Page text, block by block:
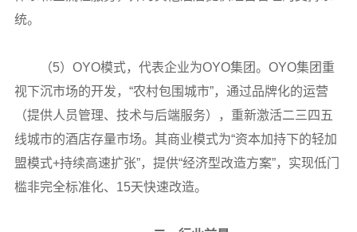
统。
（5）OYO模式，代表企业为OYO集团。OYO集团重
视下沉市场的开发，“农村包围城市”，通过品牌化的运营
（提供人员管理、技术与后端服务），重新激活二三四五
线城市的酒店存量市场。其商业模式为“资本加持下的轻加
盟模式+持续高速扩张”，提供“经济型改造方案”，实现低门
槛非完全标准化、15天快速改造。